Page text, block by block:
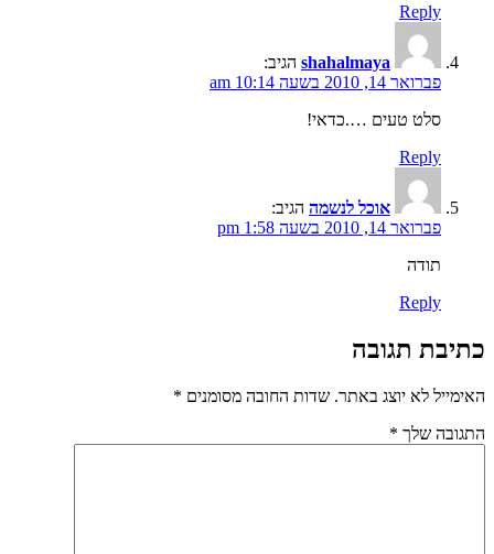
Reply
shahalmaya הגיב:
פברואר 14, 2010 בשעה 10:14 am
סלט טעים ….כדאי!
Reply
אוכל לנשמה הגיב:
פברואר 14, 2010 בשעה 1:58 pm
תודה
Reply
כתיבת תגובה
האימייל לא יוצג באתר. שדות החובה מסומנים *
התגובה שלך *